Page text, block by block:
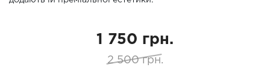
1 750 грн.
2 500 грн.